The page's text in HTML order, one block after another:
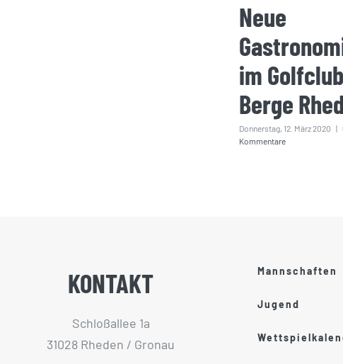
Neue
im
Berge
Donnerstag, 12. März 2020 |
Kommentare
KONTAKT
Schloßallee 1a
31028 Rheden / Gronau
Mannschaften
Jugend